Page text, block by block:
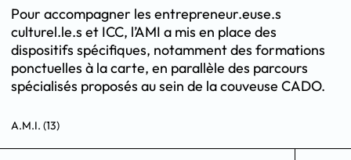
Pour accompagner les entrepreneur.euse.s
culturel.le.s et ICC, l’AMI a mis en place des
dispositifs spécifiques, notamment des formations
ponctuelles à la carte, en parallèle des parcours
spécialisés proposés au sein de la couveuse CADO.
A.M.I. (13)